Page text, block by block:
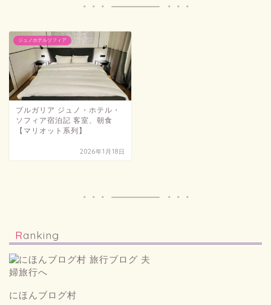
ジュノホテルソフィア
ブルガリア ジュノ・ホテル・
ソフィア宿泊記 客室、朝食
【マリオット系列】
2026年1月18日
Ranking
にほんブログ村